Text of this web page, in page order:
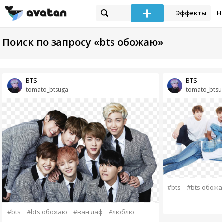
Эффекты
Поиск по запросу «bts обожаю»
tomato_btsuga
BTS
#bts #bts обожаю #ван лаф #люблю
BTS
#bts #bts